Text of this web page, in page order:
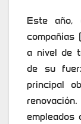
Este año,
compañías
a nivel de
de su
principal
empleados